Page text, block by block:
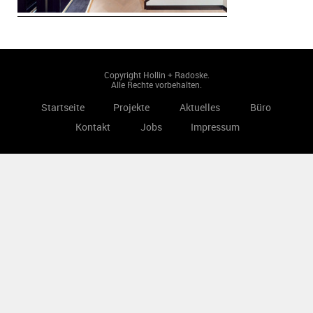
Copyright Hollin + Radoske.
Alle Rechte vorbehalten.
Startseite Projekte Aktuelles
Büro
Kontakt
Jobs Impressum